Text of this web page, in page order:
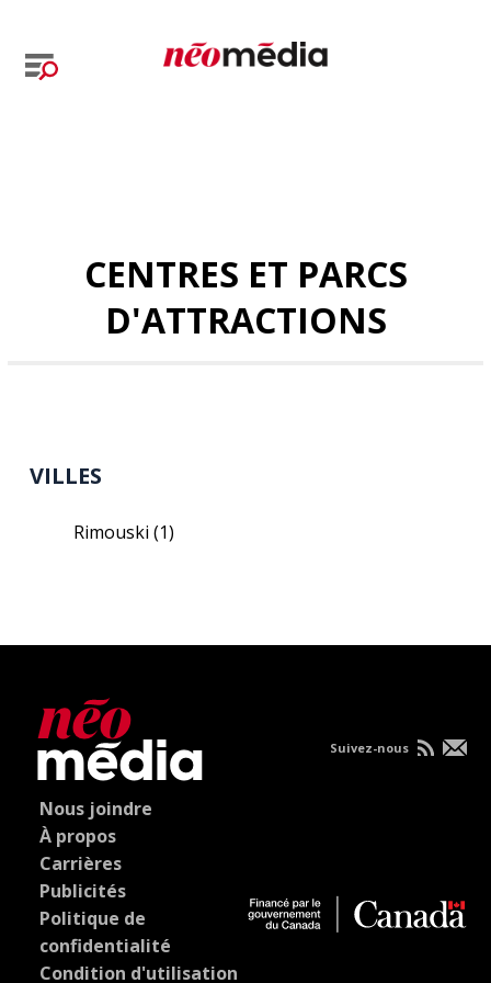
CENTRES ET PARCS
D'ATTRACTIONS
VILLES
Rimouski(1)
Nous joindre
À propos
Carrières
Publicités
Politique de
confidentialité
Condition d'utilisation
Suivez-nous